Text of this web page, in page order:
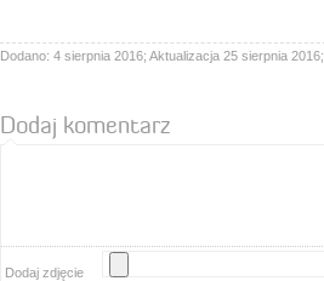
Dodano: 4 sierpnia 2016; Aktualizacja 25 sierpnia 2016;
Dodaj komentarz
Dodaj zdjęcie